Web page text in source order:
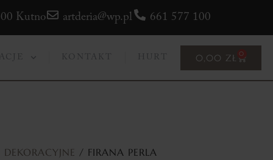
Kutno artderia@wp.pl 661 577 100
KONTAKT HURT 0,00 ZŁ 0
/ FIRANA PERLA